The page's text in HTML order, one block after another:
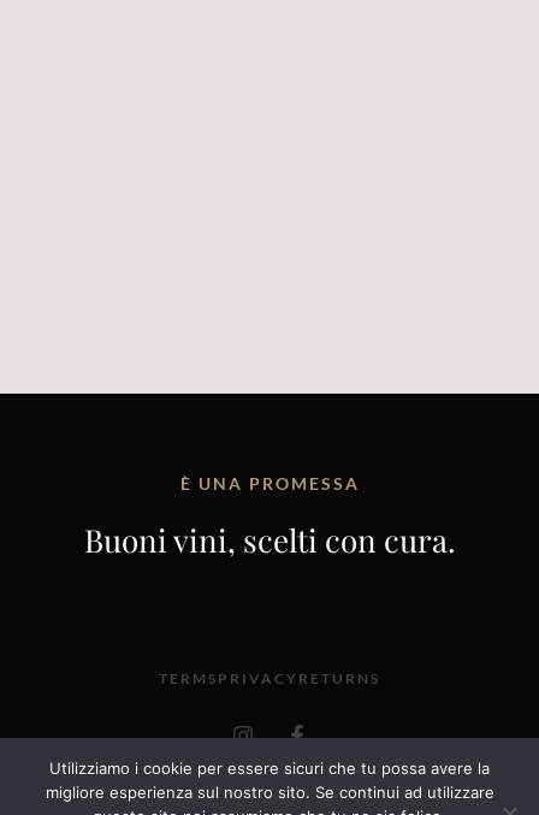
È UNA PROMESSA
Buoni vini, scelti con cura.
TERMS PRIVACY RETURNS
I
n
s
t
a
F
a
c
e
b
@2025 VINERIA ENOROSEI, VIA SAN GIACOMO 52,
Utilizziamo i cookie per essere sicuri che tu possa avere la
migliore esperienza sul nostro sito. Se continui ad utilizzare